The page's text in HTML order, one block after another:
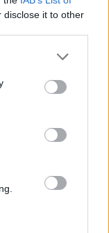
disclose it to other
or more Google
You may click to
party tags to
in below Google
analizzeranno
e il telefono
elementi
sia sulla
generale
verità sulla
autorità